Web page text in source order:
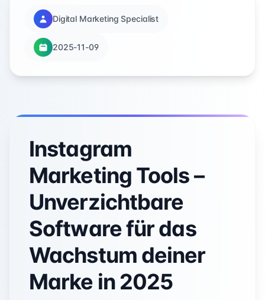
Digital Marketing Specialist
2025-11-09
Instagram
Marketing Tools –
Unverzichtbare
Software für das
Wachstum deiner
Marke in 2025